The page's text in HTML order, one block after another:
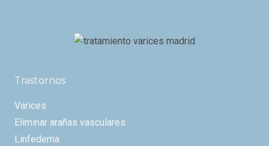
Trastornos
Varices
Eliminar arañas vasculares
Linfedema